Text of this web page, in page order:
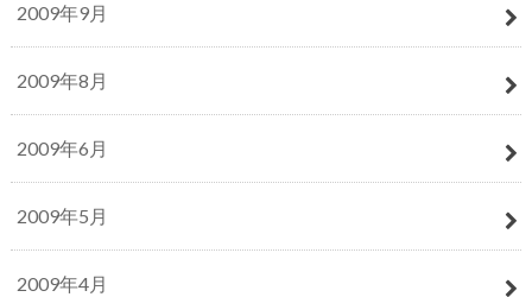
2009年9月
2009年8月
2009年6月
2009年5月
2009年4月